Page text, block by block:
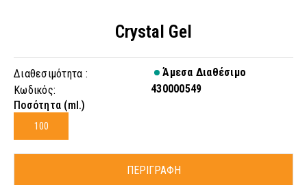
Crystal Gel
Διαθεσιμότητα :
Άμεσα Διαθέσιμο
Κωδικός:
430000549
Ποσότητα (ml.)
100
ΠΕΡΙΓΡΑΦΗ